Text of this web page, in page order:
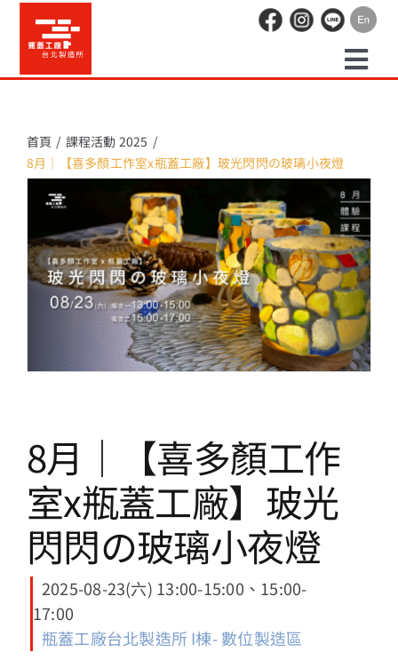
content
場地租借
活動紀錄
職人空間
辦公空間
13+實證場域
園區資源
關於我們
首頁
課程活動 2025
8月｜【喜多顏工作室x瓶蓋工廠】玻光閃閃の玻璃小夜燈
8月｜【喜多顏工作
室x瓶蓋工廠】玻光
閃閃の玻璃小夜燈
2025-08-23(六) 13:00-15:00、15:00-
17:00
瓶蓋工廠台北製造所 I棟- 數位製造區